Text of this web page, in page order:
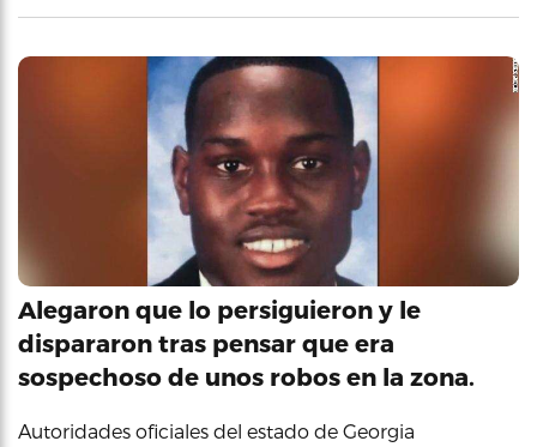
Alegaron que lo persiguieron y le
dispararon tras pensar que era
sospechoso de unos robos en la zona.
Autoridades oficiales del estado de Georgia